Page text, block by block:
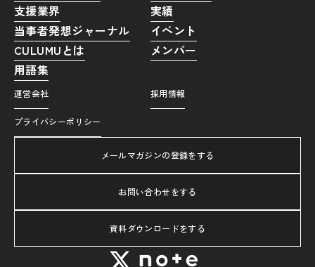
支援業界
実績
当事者発想ジャーナル
イベント
CULUMUとは
メンバー
用語集
運営会社 採用情報
プライバシーポリシー
メールマガジンの登録をする
お問い合わせをする
資料ダウンロードをする